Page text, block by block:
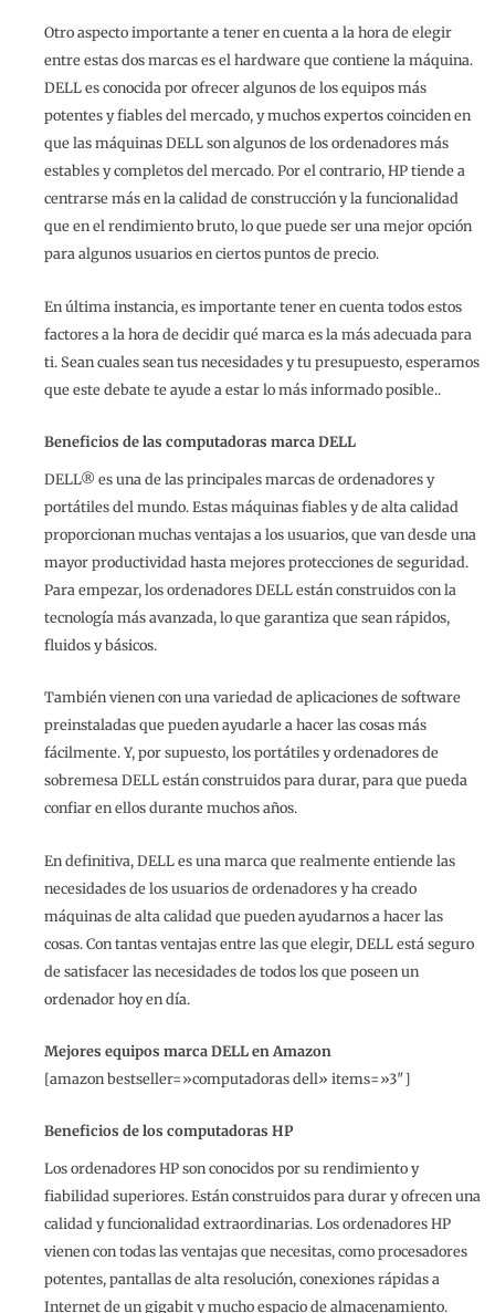
Otro aspecto importante a tener en cuenta a la hora de elegir
entre estas dos marcas es el hardware que contiene la máquina.
DELL es conocida por ofrecer algunos de los equipos más
potentes y fiables del mercado, y muchos expertos coinciden en
que las máquinas DELL son algunos de los ordenadores más
estables y completos del mercado. Por el contrario, HP tiende a
centrarse más en la calidad de construcción y la funcionalidad
que en el rendimiento bruto, lo que puede ser una mejor opción
para algunos usuarios en ciertos puntos de precio.
En última instancia, es importante tener en cuenta todos estos
factores a la hora de decidir qué marca es la más adecuada para
ti. Sean cuales sean tus necesidades y tu presupuesto, esperamos
que este debate te ayude a estar lo más informado posible..
Beneficios de las computadoras marca DELL
DELL® es una de las principales marcas de ordenadores y
portátiles del mundo. Estas máquinas fiables y de alta calidad
proporcionan muchas ventajas a los usuarios, que van desde una
mayor productividad hasta mejores protecciones de seguridad.
Para empezar, los ordenadores DELL están construidos con la
tecnología más avanzada, lo que garantiza que sean rápidos,
fluidos y básicos.
También vienen con una variedad de aplicaciones de software
preinstaladas que pueden ayudarle a hacer las cosas más
fácilmente. Y, por supuesto, los portátiles y ordenadores de
sobremesa DELL están construidos para durar, para que pueda
confiar en ellos durante muchos años.
En definitiva, DELL es una marca que realmente entiende las
necesidades de los usuarios de ordenadores y ha creado
máquinas de alta calidad que pueden ayudarnos a hacer las
cosas. Con tantas ventajas entre las que elegir, DELL está seguro
de satisfacer las necesidades de todos los que poseen un
ordenador hoy en día.
Mejores equipos marca DELL en Amazon
[amazon bestseller=»computadoras dell» items=»3″]
Beneficios de los computadoras HP
Los ordenadores HP son conocidos por su rendimiento y
fiabilidad superiores. Están construidos para durar y ofrecen una
calidad y funcionalidad extraordinarias. Los ordenadores HP
vienen con todas las ventajas que necesitas, como procesadores
potentes, pantallas de alta resolución, conexiones rápidas a
Internet de un gigabit y mucho espacio de almacenamiento.